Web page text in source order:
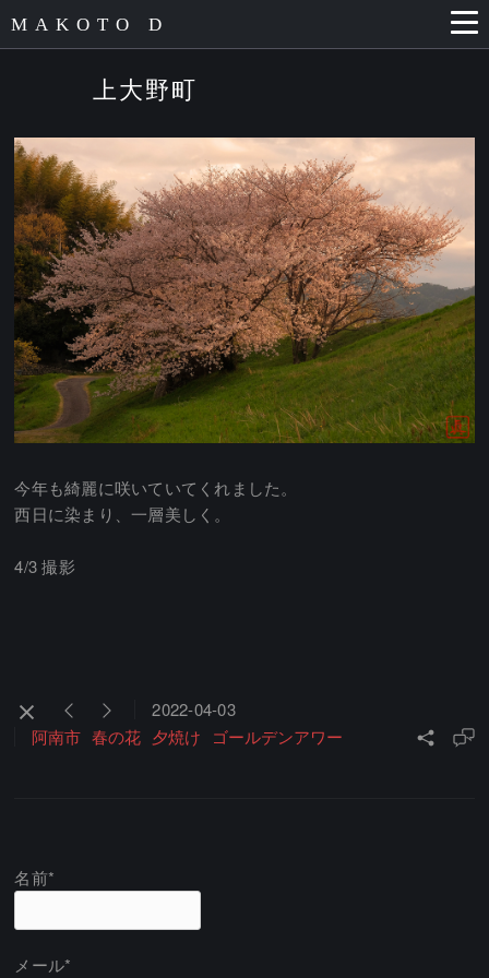
MAKOTO D
上大野町
今年も綺麗に咲いていてくれました。
西日に染まり、一層美しく。
4/3 撮影
2022-04-03
阿南市 春の花 夕焼け ゴールデンアワー
名前*
メール*